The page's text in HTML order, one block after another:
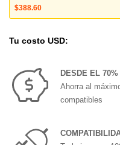
$388.60
Tu costo USD:
DESDE EL
Ahorra al
compatibles